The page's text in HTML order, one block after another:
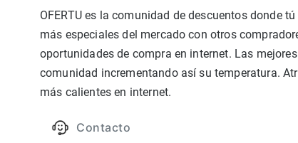
OFERTU es la comunidad de descuentos donde
más especiales del mercado con otros
oportunidades de compra en internet. Las
comunidad incrementando así su temperatura.
más calientes en internet.
Contacto